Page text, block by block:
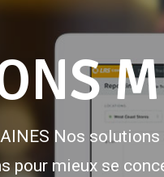
Nos
pour mieux se